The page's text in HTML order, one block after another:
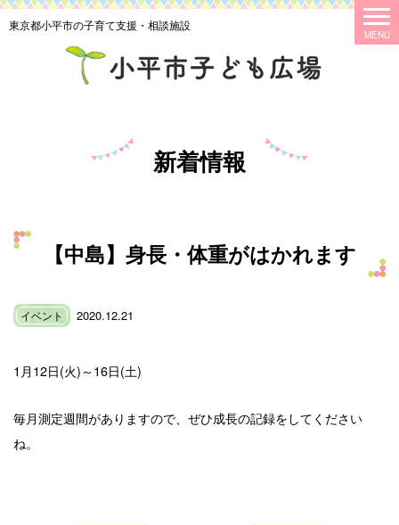
東京都小平市の子育て支援・相談施設
新着情報
【中島】身長・体重がはかれます
イベント 2020.12.21
1月12日(火)～16日(土)
毎月測定週間がありますので、ぜひ成長の記録をしてください
ね。